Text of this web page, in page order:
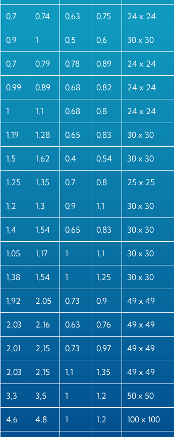
0,7 0,74 0,63 0,75 24 x 24
0,9 1 0,5 0,6 30 x 30
0,7 0,79 0,78 0,89 24 x 24
0,99 0,89 0,68 0,82 24 x 24
1 1,1 0,68 0,8 24 x 24
1,19 1,28 0,65 0,83 30 x 30
1,5 1,62 0,4 0,54 30 x 30
1,25 1,35 0,7 0,8 25 x 25
1,2 1,3 0,9 1,1 30 x 30
1,4 1,54 0,65 0,83 30 x 30
1,05 1,17 1 1,1 30 x 30
1,38 1,54 1 1,25 30 x 30
1,92 2,05 0,73 0,9 49 x 49
2,03 2,16 0,63 0,76 49 x 49
2,01 2,15 0,73 0,97 49 x 49
2,03 2,15 1,1 1,35 49 x 49
3,3 3,5 1 1,2 50 x 50
4,6 4,8 1 1,2 100 x 100